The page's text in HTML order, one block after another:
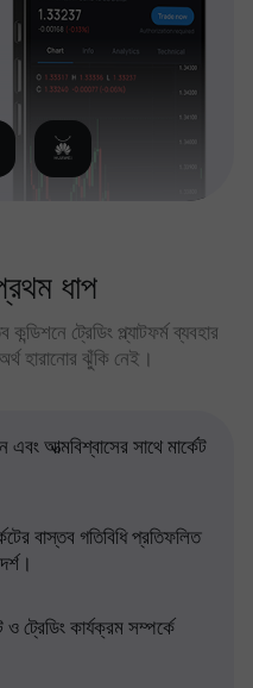
ধাপ
ট্রেডিং প্ল্যাটফর্ম ব্যবহার
হারানোর ঝুঁকি নেই।
এবং আত্মবিশ্বাসের সাথে মার্কেট
বাস্তব গতিবিধি প্রতিফলিত
ও ট্রেডিং কার্যক্রম সম্পর্কে